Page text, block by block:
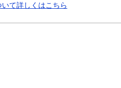
て詳しくはこちら